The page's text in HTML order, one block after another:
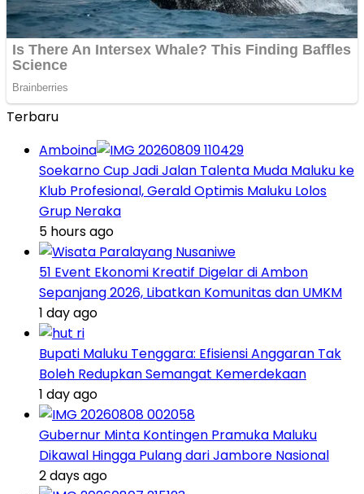
Terbaru
Amboina
Soekarno Cup Jadi Jalan Talenta Muda Maluku ke
Klub Profesional, Gerald Optimis Maluku Lolos
Grup Neraka
5 hours ago
51 Event Ekonomi Kreatif Digelar di Ambon
Sepanjang 2026, Libatkan Komunitas dan UMKM
1 day ago
Bupati Maluku Tenggara: Efisiensi Anggaran Tak
Boleh Redupkan Semangat Kemerdekaan
1 day ago
Gubernur Minta Kontingen Pramuka Maluku
Dikawal Hingga Pulang dari Jambore Nasional
2 days ago